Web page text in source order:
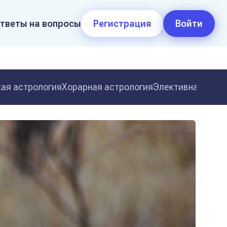
на вопросы Регистрация Войти
астрологияХорарная астрологияЭлективная